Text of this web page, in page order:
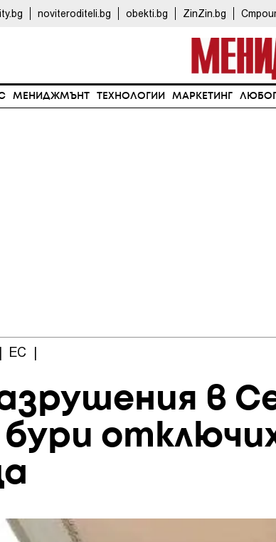
noviteroditeli.bg obekti.bg ZinZin.bg
МЕНИДЖМЪНТ ТЕХНОЛОГИИ МАРКЕТИНГ
| ЕС |
в
бури